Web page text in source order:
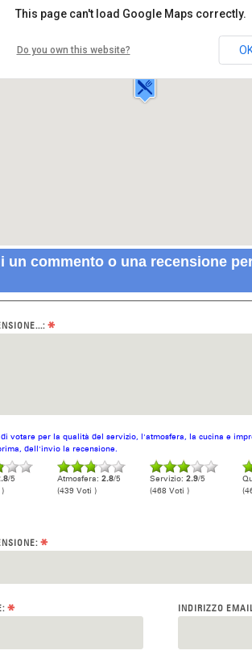
Via G. Alberganti,29
13019 VARALLO
This page can't load Google Maps correctly.
Do you own this website?
un commento o una recensione
*
votare per la qualità del servizio, l'atmosfera, la cucina e
dell'invio la recensione.
/5
Atmosfera: 2.8/5
(439 Voti )
Servizio: 2.9/5
(468 Voti )
*
* INDIRIZZO